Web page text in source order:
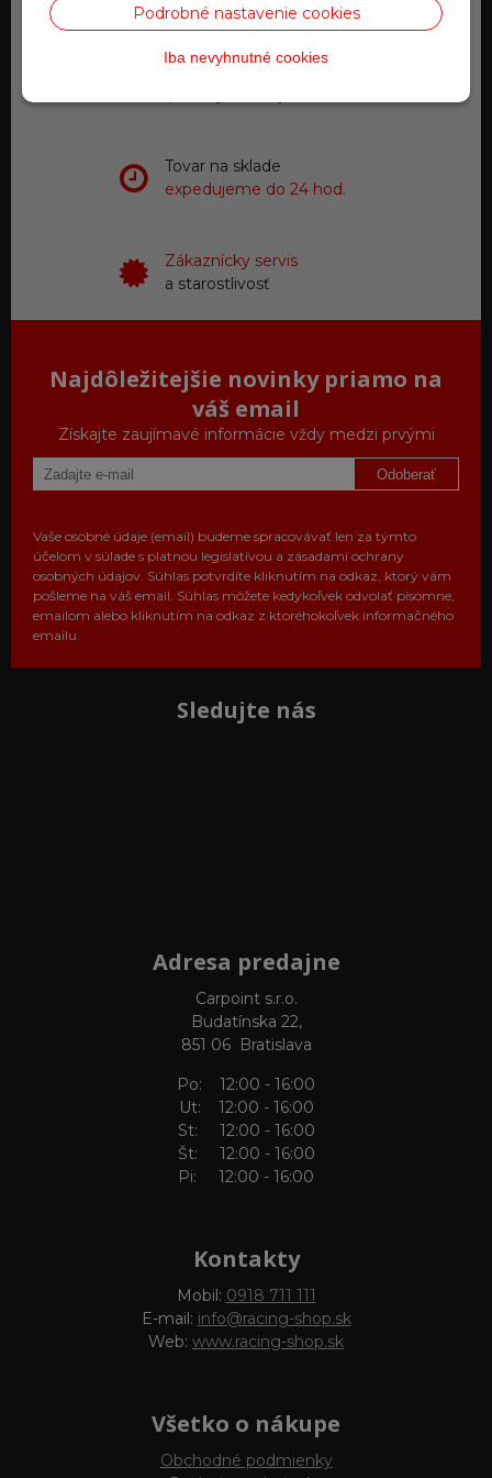
Podrobné nastavenie cookies
Iba nevyhnutné cookies
Doprava zadarmo
Tovar na sklade
expedujeme do 24 hod.
Zákaznícky servis
a starostlivosť
Najdôležitejšie novinky priamo na
váš email
Získajte zaujímavé informácie vždy medzi prvými
Odoberať
Vaše osobné údaje (email) budeme spracovávať len za týmto
účelom v súlade s platnou legislatívou a zásadami ochrany
osobných údajov. Súhlas potvrdíte kliknutím na odkaz, ktorý vám
pošleme na váš email. Súhlas môžete kedykoľvek odvolať písomne,
emailom alebo kliknutím na odkaz z ktoréhokoľvek informačného
emailu.
Sledujte nás
Adresa predajne
Carpoint s.r.o.
Budatínska 22,
851 06 Bratislava
Po: 12:00 - 16:00
Ut: 12:00 - 16:00
St: 12:00 - 16:00
Št: 12:00 - 16:00
Pi: 12:00 - 16:00
Kontakty
Mobil: 0918 711 111
E-mail: info@racing-shop.sk
Web: www.racing-shop.sk
Všetko o nákupe
Obchodné podmienky